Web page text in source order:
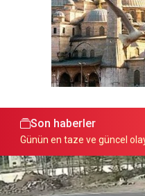
Son haberler
Günün en taze ve güncel